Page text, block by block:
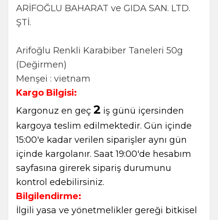
ARİFOĞLU BAHARAT ve GIDA SAN. LTD.
ŞTİ.
Arifoğlu Renkli Karabiber Taneleri 50g
(Değirmen)
Menşei : vietnam
Kargo Bilgisi:
Kargonuz en geç 2 iş günü içersinden
kargoya teslim edilmektedir. Gün içinde
15:00'e kadar verilen siparişler aynı gün
içinde kargolanır. Saat 19:00'de hesabım
sayfasına girerek sipariş durumunu
kontrol edebilirsiniz.
Bilgilendirme:
İlgili yasa ve yönetmelikler gereği bitkisel